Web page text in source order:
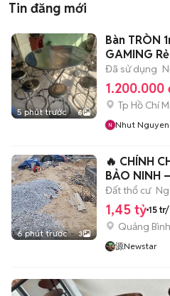
Tin đăng mới
5 phút trước 6
Bàn TRÒN
GAMING
Đã sử dụng
1.200.000
Tp Hồ Chí
Nhut Nguyen
6 phút trước 3
🔥 CHÍNH
Đất thổ cư
1,45 tỷ 15 tr/
Quảng Bình
源Newstar